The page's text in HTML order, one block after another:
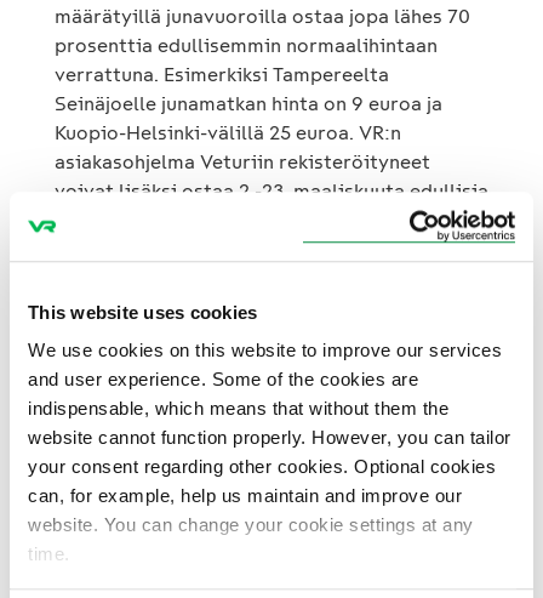
This website uses cookies
We use cookies on this website to improve our services
and user experience. Some of the cookies are
indispensable, which means that without them the
website cannot function properly. However, you can tailor
your consent regarding other cookies. Optional cookies
can, for example, help us maintain and improve our
website. You can change your cookie settings at any
time.
määrätyillä junavuoroilla ostaa jopa lähes 70
prosenttia edullisemmin normaalihintaan
verrattuna. Esimerkiksi Tampereelta
Seinäjoelle junamatkan hinta on 9 euroa ja
Kuopio-Helsinki-välillä 25 euroa. VR:n
asiakasohjelma Veturiin rekisteröityneet
voivat lisäksi ostaa 2.-23. maaliskuuta edullisia
Lähilomamatkoja Jyväskylään Helsingistä,
Turusta, Tampereelta, Kuopiosta ja
sivuilla www.vr.fi . Tarjousmatkat voi ostaa
lippuautomaateista, VR Asiakaspalvelusta
sekä matkatoimistojen kautta. Lähilomamatkat
ovat myynnissä vain verkkokaupassa.
Tarjoukset koskevat uusia varauksia eikä niissä
ole muutos- eikä peruutusmahdollisuutta.